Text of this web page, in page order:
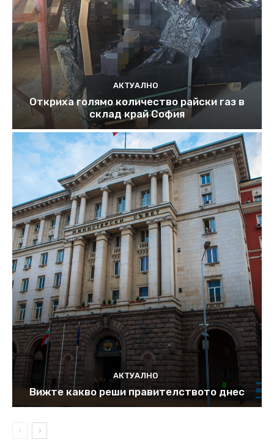
АКТУАЛНО
Откриха голямо количество райски газ в
склад край София
АКТУАЛНО
Вижте какво реши правителството днес